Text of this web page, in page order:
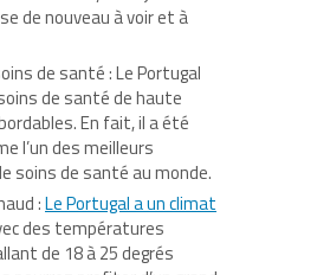
de nouveau à voir et à
de santé : Le Portugal
de santé de haute
En fait, il a été
l’un des meilleurs
soins de santé au monde.
:Le Portugal a un climat
des températures
de 18 à 25 degrés